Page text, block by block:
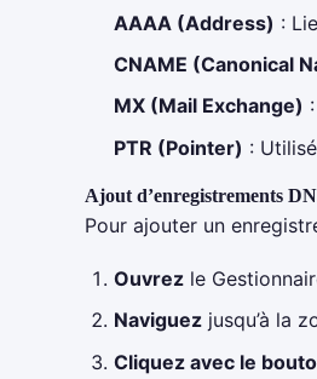
AAAA (Address) :
CNAME (Canonical
MX (Mail Exchange)
PTR (Pointer) :
Ajout d’enregistrements
Pour ajouter un
Ouvrez le
Naviguez jusqu’à la
Cliquez avec le